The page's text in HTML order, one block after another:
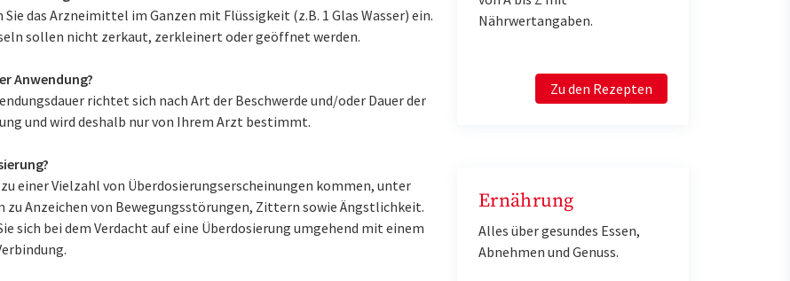
Sie das Arzneimittel im Ganzen mit Flüssigkeit (z.B. 1 Glas Wasser) ein.
sollen nicht zerkaut, zerkleinert oder geöffnet werden.
Anwendung?
richtet sich nach Art der Beschwerde und/oder Dauer der
und wird deshalb nur von Ihrem Arzt bestimmt.
zu einer Vielzahl von Überdosierungserscheinungen kommen, unter
zu Anzeichen von Bewegungsstörungen, Zittern sowie Ängstlichkeit.
sich bei dem Verdacht auf eine Überdosierung umgehend mit einem
Nährwertangaben.
Zu den Rezepten
Ernährung
Alles über gesundes Essen,
Abnehmen und Genuss.